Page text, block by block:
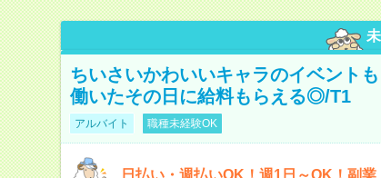
ちいさいかわいいキャラのイベント
働いたその日に給料もらえる◎/T1
アルバイト 職種未経験OK
日払い・週払いOK！週1日～OK！副